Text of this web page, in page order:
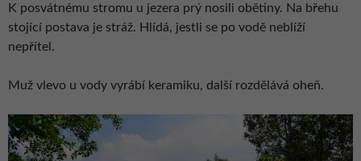
K posvátnému stromu u jezera prý nosili obětiny. Na břehu
stojící postava je stráž. Hlídá, jestli se po vodě neblíží
nepřítel.
Muž vlevo u vody vyrábí keramiku, další rozdělává oheň.